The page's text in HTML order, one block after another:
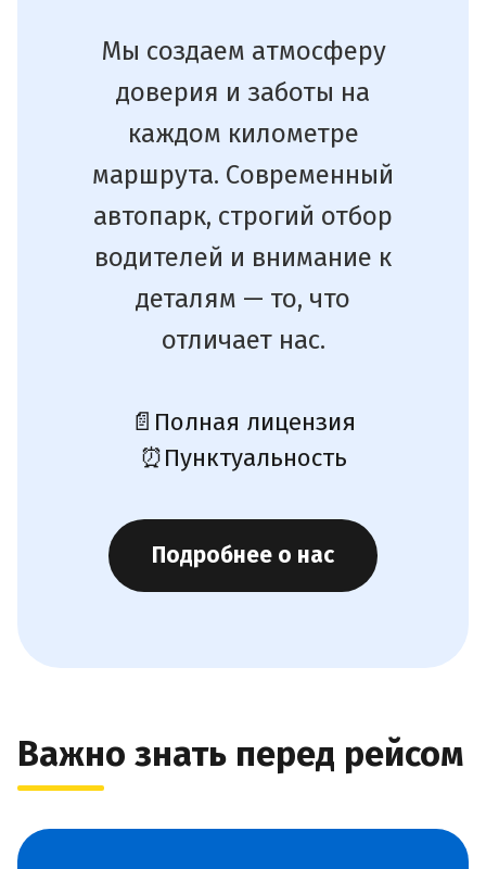
Мы создаем атмосферу
доверия и заботы на
каждом километре
маршрута. Современный
автопарк, строгий отбор
водителей и внимание к
деталям — то, что
отличает нас.
📄 Полная лицензия
⏰Пунктуальность
Подробнее о нас
Важно знать перед рейсом